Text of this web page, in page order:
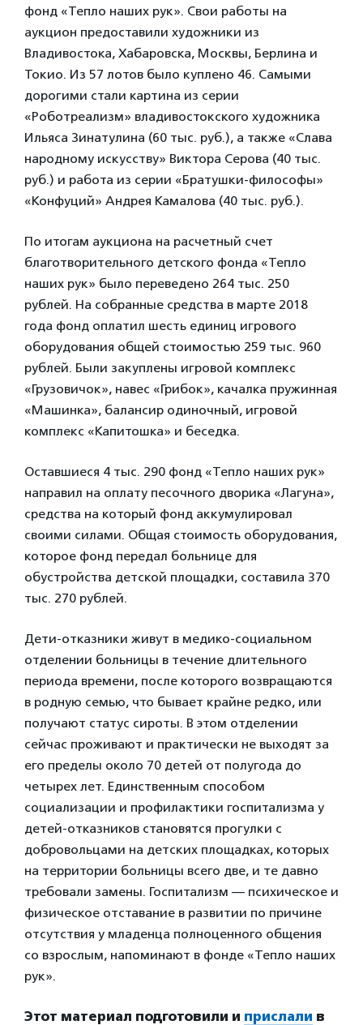
фонд «Тепло наших рук». Свои работы на
аукцион предоставили художники из
Владивостока, Хабаровска, Москвы, Берлина и
Токио. Из 57 лотов было куплено 46. Самыми
дорогими стали картина из серии
«Роботреализм» владивостокского художника
Ильяса Зинатулина (60 тыс. руб.), а также «Слава
народному искусству» Виктора Серова (40 тыс.
руб.) и работа из серии «Братушки-философы»
«Конфуций» Андрея Камалова (40 тыс. руб.).
По итогам аукциона на расчетный счет
благотворительного детского фонда «Тепло
наших рук» было переведено 264 тыс. 250
рублей. На собранные средства в марте 2018
года фонд оплатил шесть единиц игрового
оборудования общей стоимостью 259 тыс. 960
рублей. Были закуплены игровой комплекс
«Грузовичок», навес «Грибок», качалка пружинная
«Машинка», балансир одиночный, игровой
комплекс «Капитошка» и беседка.
Оставшиеся 4 тыс. 290 фонд «Тепло наших рук»
направил на оплату песочного дворика «Лагуна»,
средства на который фонд аккумулировал
своими силами. Общая стоимость оборудования,
которое фонд передал больнице для
обустройства детской площадки, составила 370
тыс. 270 рублей.
Дети-отказники живут в медико-социальном
отделении больницы в течение длительного
периода времени, после которого возвращаются
в родную семью, что бывает крайне редко, или
получают статус сироты. В этом отделении
сейчас проживают и практически не выходят за
его пределы около 70 детей от полугода до
четырех лет. Единственным способом
социализации и профилактики госпитализма у
детей-отказников становятся прогулки с
добровольцами на детских площадках, которых
на территории больницы всего две, и те давно
требовали замены. Госпитализм — психическое и
физическое отставание в развитии по причине
отсутствия у младенца полноценного общения
со взрослым, напоминают в фонде «Тепло наших
рук».
Этот материал подготовили и прислали в